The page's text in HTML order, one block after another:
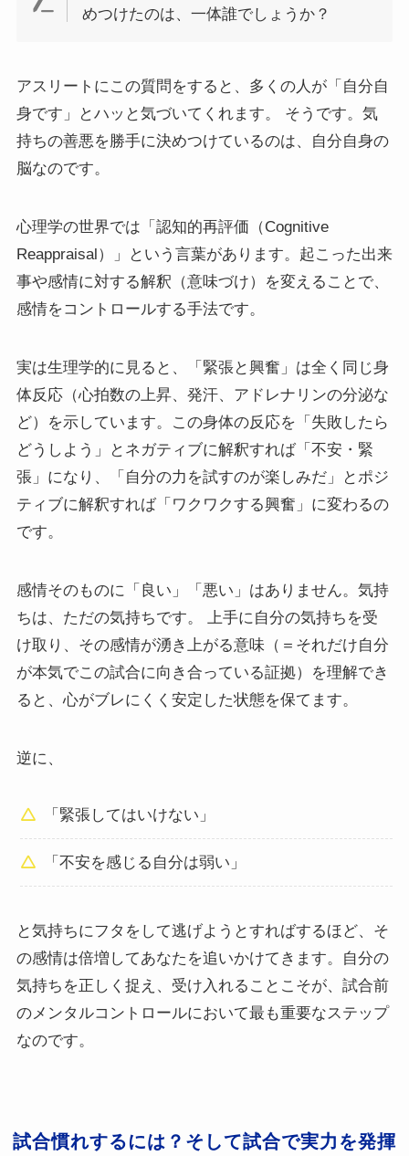
めつけたのは、一体誰でしょうか？
アスリートにこの質問をすると、多くの人が「自分自
身です」とハッと気づいてくれます。 そうです。気
持ちの善悪を勝手に決めつけているのは、自分自身の
脳なのです。
心理学の世界では「認知的再評価（Cognitive
Reappraisal）」という言葉があります。起こった出来
事や感情に対する解釈（意味づけ）を変えることで、
感情をコントロールする手法です。
実は生理学的に見ると、「緊張と興奮」は全く同じ身
体反応（心拍数の上昇、発汗、アドレナリンの分泌な
ど）を示しています。この身体の反応を「失敗したら
どうしよう」とネガティブに解釈すれば「不安・緊
張」になり、「自分の力を試すのが楽しみだ」とポジ
ティブに解釈すれば「ワクワクする興奮」に変わるの
です。
感情そのものに「良い」「悪い」はありません。気持
ちは、ただの気持ちです。 上手に自分の気持ちを受
け取り、その感情が湧き上がる意味（＝それだけ自分
が本気でこの試合に向き合っている証拠）を理解でき
ると、心がブレにくく安定した状態を保てます。
逆に、
「緊張してはいけない」
「不安を感じる自分は弱い」
と気持ちにフタをして逃げようとすればするほど、そ
の感情は倍増してあなたを追いかけてきます。自分の
気持ちを正しく捉え、受け入れることこそが、試合前
のメンタルコントロールにおいて最も重要なステップ
なのです。
試合慣れするには？そして試合で実力を発揮